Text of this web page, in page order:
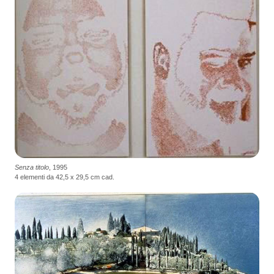
Senza titolo , 1995
4 elementi da 42,5 x 29,5 cm cad.